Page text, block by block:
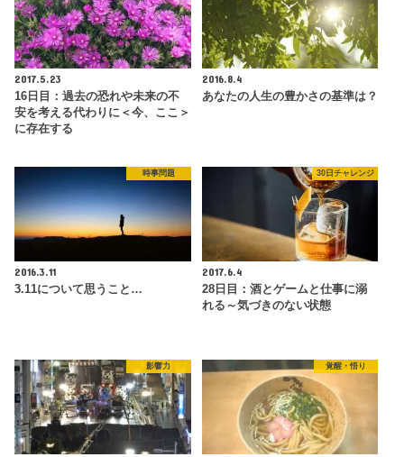
2017.5.23
16日目：過去の恐れや未来の不
安を考える代わりに＜今、ここ＞
に存在する
2016.8.4
あなたの人生の豊かさの基準は？
時事問題
2016.3.11
3.11について思うこと…
30日チャレンジ
2017.6.4
28日目：酒とゲームと仕事に溺
れる～気づきのない状態
影響力 覚醒・悟り